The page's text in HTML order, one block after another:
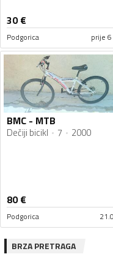
30€
Podgorica prije
BMC - MTB
Dečiji bicikl 7 2000
80€
Podgorica
BRZA PRETRAGA